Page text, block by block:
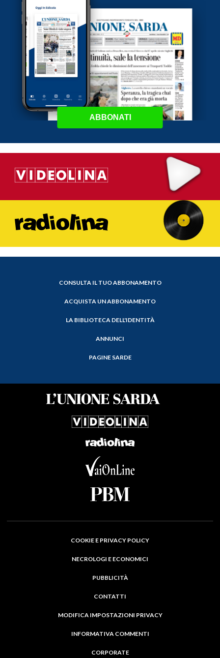
ABBONATI
CONSULTA IL TUO ABBONAMENTO
ACQUISTA UN ABBONAMENTO
LA BIBLIOTECA DELL'IDENTITÀ
ANNUNCI
PAGINE SARDE
COOKIE E PRIVACY POLICY
NECROLOGI E ECONOMICI
PUBBLICITÀ
CONTATTI
MODIFICA IMPOSTAZIONI PRIVACY
INFORMATIVA COMMENTI
CORPORATE